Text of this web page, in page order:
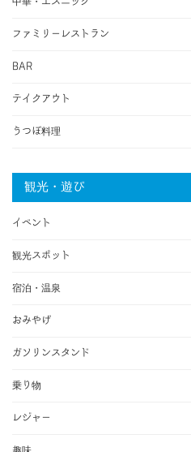
ファミリーレストラン
BAR
テイクアウト
うつぼ料理
観光・遊び
イベント
観光スポット
宿泊・温泉
おみやげ
ガソリンスタンド
乗り物
レジャー